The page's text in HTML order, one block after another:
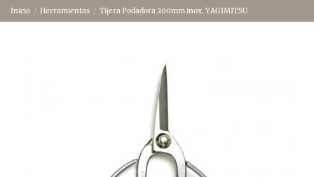
Inicio Herramientas Tijera Podadora 200mm inox. YAGIMITSU